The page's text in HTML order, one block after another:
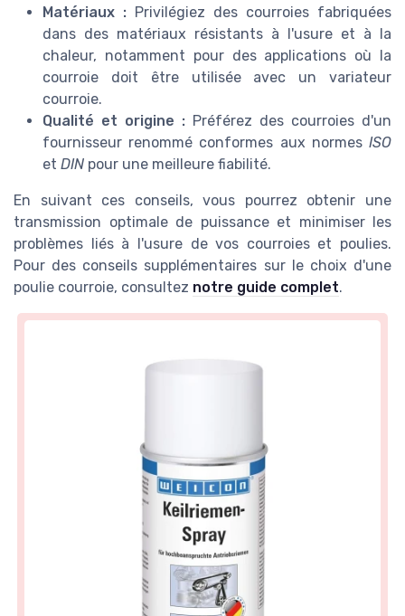
Matériaux : Privilégiez des courroies fabriquées
dans des matériaux résistants à l'usure et à la
chaleur, notamment pour des applications où la
courroie doit être utilisée avec un variateur
courroie.
Qualité et origine : Préférez des courroies d'un
fournisseur renommé conformes aux normes ISO
et DIN pour une meilleure fiabilité.
En suivant ces conseils, vous pourrez obtenir une
transmission optimale de puissance et minimiser les
problèmes liés à l'usure de vos courroies et poulies.
Pour des conseils supplémentaires sur le choix d'une
poulie courroie, consultez notre guide complet.